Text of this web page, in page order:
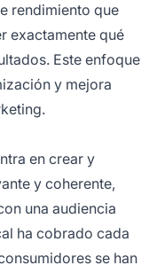
rendimiento que
exactamente qué
Este enfoque
y mejora
en crear y
y coherente,
una audiencia
ha cobrado cada
se han